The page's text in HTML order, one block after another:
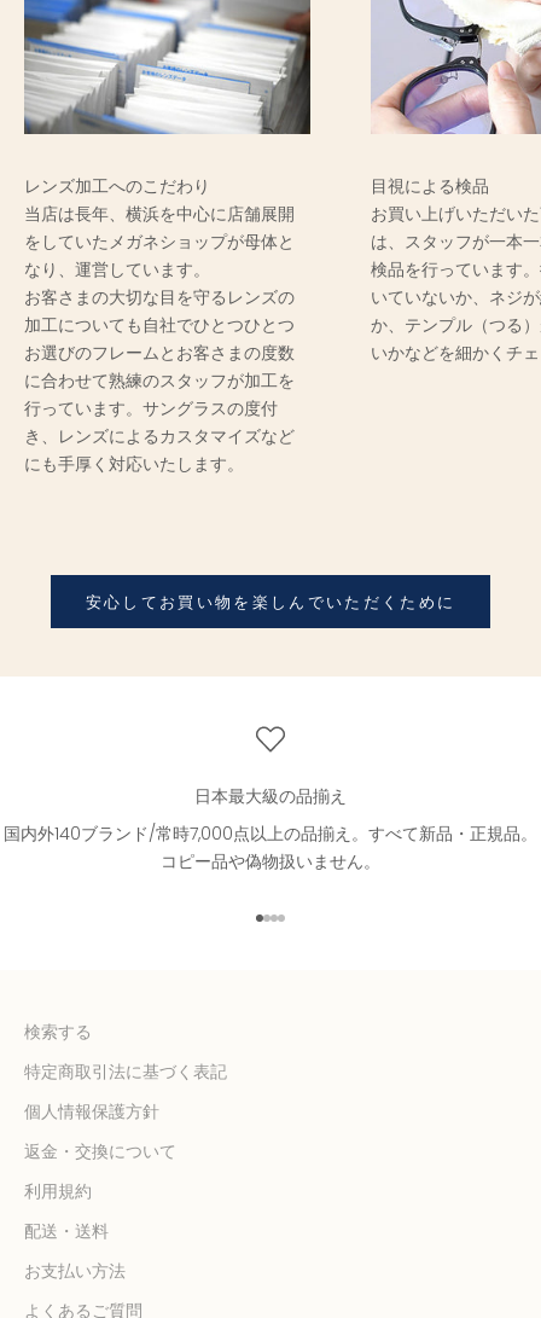
レンズ加工へのこだわり
当店は長年、横浜を中心に店舗展開
をしていたメガネショップが母体と
なり、運営しています。
お客さまの大切な目を守るレンズの
加工についても自社でひとつひとつ
お選びのフレームとお客さまの度数
に合わせて熟練のスタッフが加工を
行っています。サングラスの度付
き、レンズによるカスタマイズなど
にも手厚く対応いたします。
目視による検品
お買い上げいただい
は、スタッフが一本
検品を行っています
いていないか、ネジ
か、テンプル（つる
いかなどを細かくチ
安心してお買い物を楽しんでいただくために
日本最大級の品揃え
国内外140ブランド/常時7,000点以上の品揃え。すべて新品・正規品。
コピー品や偽物扱いません。
I18n Error: Missing interpolation
I18n Error: Missing interpolation
I18n Error: Missing
I18n Error: Missing
検索する
特定商取引法に基づく表記
個人情報保護方針
返金・交換について
利用規約
配送・送料
お支払い方法
よくあるご質問